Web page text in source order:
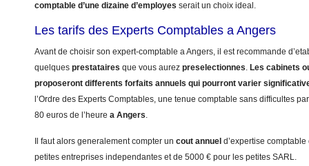
comptable d’une dizaine d’employes serait un choix ideal.
Les tarifs des Experts Comptables a Angers
Avant de choisir son expert-comptable a Angers, il est recommande
quelques prestataires que vous aurez preselectionnes. Les cabinets
proposeront differents forfaits annuels qui pourront varier
l’Ordre des Experts Comptables, une tenue comptable sans difficultes
80 euros de l’heure a Angers.
Il faut alors generalement compter un cout annuel d’expertise
petites entreprises independantes et de 5000 € pour les petites SARL.